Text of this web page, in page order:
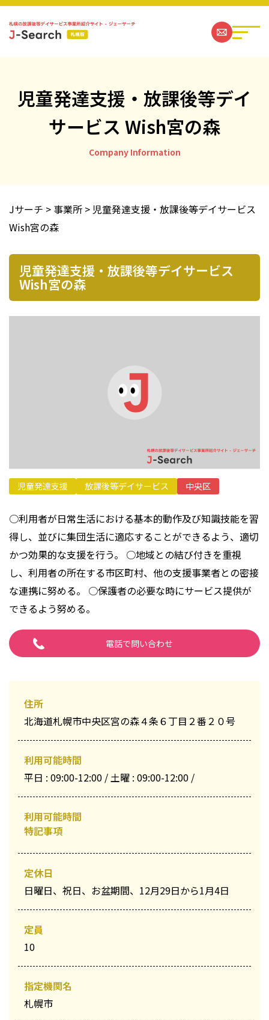
札幌の放課後等デイサービス事業所一覧
ジェーサーチコラム一覧
プライバシーポリシー
児童発達支援・放課後等デイ
サービス Wish宮の森
Company Information
Jサーチ > 事業所 > 児童発達支援・放課後等デイサービス
Wish宮の森
児童発達支援・放課後等デイサービス
Wish宮の森
児童発達支援 放課後等デイサービス 中央区
○利用者が日常生活における基本的動作及び知識技能を習
得し、並びに集団生活に適応することができるよう、適切
かつ効果的な支援を行う。 ○地域との結び付きを重視
し、利用者の所在する市区町村、他の支援事業者との密接
な連携に努める。 ○保護者の必要な時にサービス提供が
できるよう努める。
電話で問い合わせ
住所
北海道札幌市中央区宮の森４条６丁目２番２０号
利用可能時間
平日 : 09:00-12:00 / 土曜 : 09:00-12:00 /
利用可能時間
特記事項
定休日
日曜日、祝日、お盆期間、12月29日から1月4日
定員
10
指定機関名
札幌市